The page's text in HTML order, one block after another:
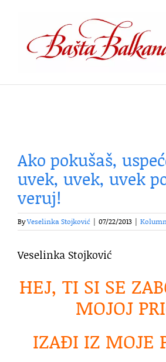
content
Ako pokušaš,
uvek, uvek, uvek
veruj!
ByVeselinka Stojković 07/22/2013
Veselinka Stojković
HEJ, TI SI SE
MOJOJ
IZAĐI IZ MOJE